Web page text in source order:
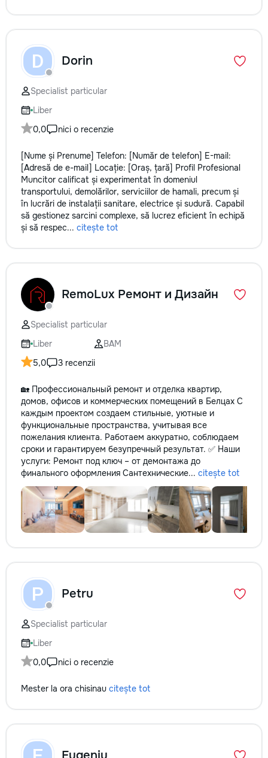
D Dorin
Specialist particular
Liber
0,0
nici o recenzie
[Nume și Prenume] Telefon: [Număr de telefon] E-mail:
[Adresă de e-mail] Locație: [Oraș, țară] Profil Profesional
Muncitor calificat și experimentat în domeniul
transportului, demolărilor, serviciilor de hamali, precum și
în lucrări de instalații sanitare, electrice și sudură. Capabil
să gestionez sarcini complexe, să lucrez eficient în echipă
și să respec... citește tot
RemoLux Ремонт и Дизайн
Specialist particular
Liber
BAM
5,0
3 recenzii
🏡 Профессиональный ремонт и отделка квартир,
домов, офисов и коммерческих помещений в Белцах С
каждым проектом создаем стильные, уютные и
функциональные пространства, учитывая все
пожелания клиента. Работаем аккуратно, соблюдаем
сроки и гарантируем безупречный результат. ✅ Наши
услуги: Ремонт под ключ – от демонтажа до
финального оформления Сантехнические... citește tot
P Petru
Specialist particular
Liber
0,0
nici o recenzie
Mester la ora chisinau citește tot